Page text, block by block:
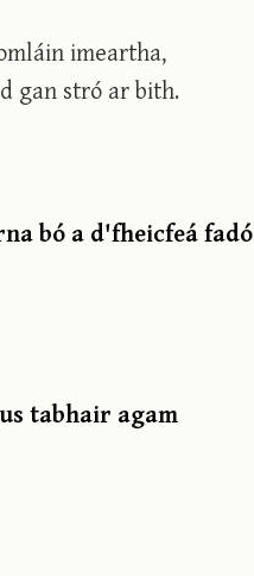
imeartha,
gan stró ar bith.
bó a d'fheicfeá fadó
tabhair agam